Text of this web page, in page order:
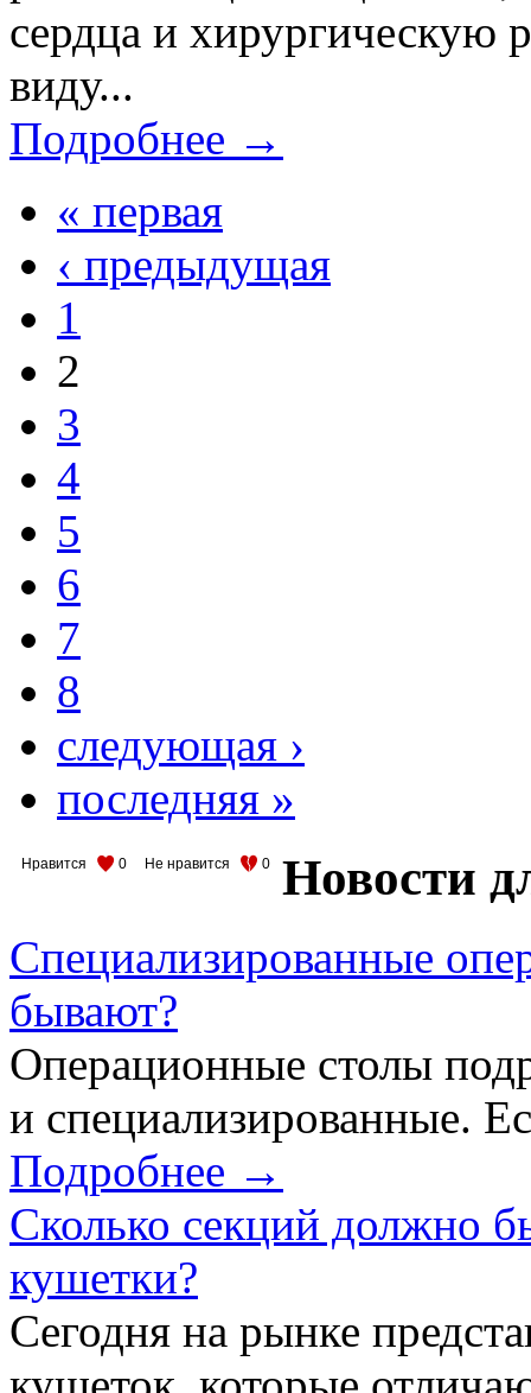
сердца и хирургическую
виду...
Подробнее →
« первая
‹ предыдущая
1
2
3
4
5
6
7
8
следующая ›
последняя »
Нравится 0 Не нравится 0 Новости
Специализированные
бывают?
Операционные столы
и специализированные.
Подробнее →
Сколько секций должно
кушетки?
Сегодня на рынке